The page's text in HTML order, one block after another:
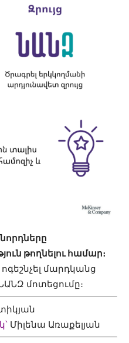
թողնելու համար։
մարդկանց
մոտեցումը։
Միլենա Առաքելյան